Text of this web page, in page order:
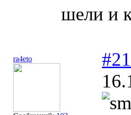
шели и
ra4eto
#21